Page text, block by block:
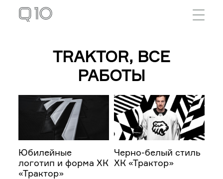
Перейти к основному содержанию
TRAKTOR, ВСЕ
РАБОТЫ
Юбилейные
логотип и форма ХК
«Трактор»
Черно-белый стиль
ХК «Трактор»